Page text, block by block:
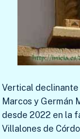
Vertical declinante
Marcos y Germán
desde 2022 en la
Villalones de